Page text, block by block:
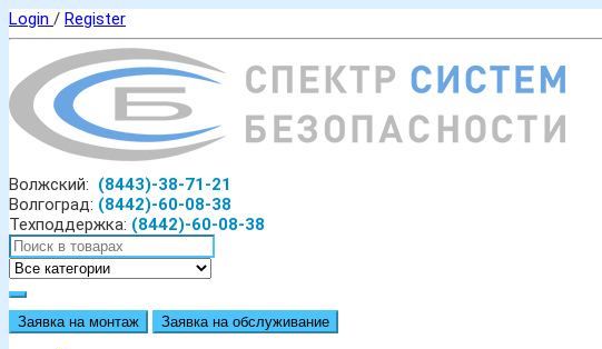
Login / Register
Волжский: (8443)-38-71-21
Волгоград: (8442)-60-08-38
Техподдержка: (8442)-60-08-38
Заявка на монтаж Заявка на обслуживание